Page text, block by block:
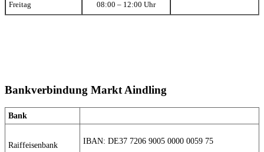
Freitag 08:00 – 12:00 Uhr
Bankverbindung Markt Aindling
Bank
Raiffeisenbank
IBAN: DE37 7206 9005 0000 0059 75